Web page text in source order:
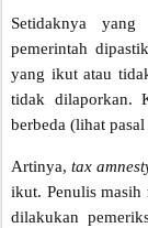
Setidaknya
pemerintah
yang ikut atau
tidak dilaporkan.
berbeda (lihat
Artinya, tax
ikut. Penulis masih
dilakukan